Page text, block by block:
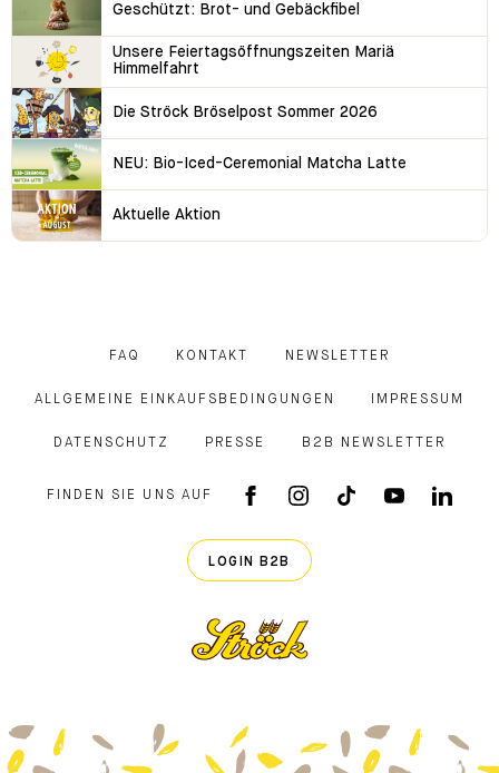
Geschützt: Brot- und Gebäckfibel
Unsere Feiertagsöffnungszeiten Mariä
Himmelfahrt
Die Ströck Bröselpost Sommer 2026
NEU: Bio-Iced-Ceremonial Matcha Latte
Aktuelle Aktion
FAQ KONTAKT NEWSLETTER
ALLGEMEINE EINKAUFSBEDINGUNGEN IMPRESSUM
DATENSCHUTZ PRESSE B2B NEWSLETTER
FINDEN SIE UNS AUF
FACEBOOK APP
INSTAGRAM
TIKTOKYOUTUBE
LOGIN B2B